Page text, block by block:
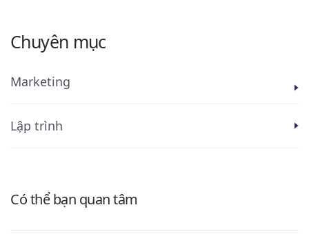
Chuyên mục
Marketing
Lập trình
Có thể bạn quan tâm